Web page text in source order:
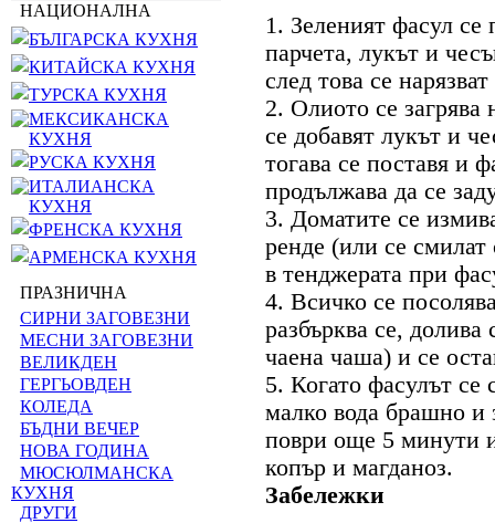
НАЦИОНАЛНА
БЪЛГАРСКА КУХНЯ
КИТАЙСКА КУХНЯ
ТУРСКА КУХНЯ
МЕКСИКАНСКА
КУХНЯ
РУСКА КУХНЯ
ИТАЛИАНСКА
КУХНЯ
ФРЕНСКА КУХНЯ
АРМЕНСКА КУХНЯ
ПРАЗНИЧНА
СИРНИ ЗАГОВЕЗНИ
МЕСНИ ЗАГОВЕЗНИ
ВЕЛИКДЕН
ГЕРГЬОВДЕН
КОЛЕДА
БЪДНИ ВЕЧЕР
НОВА ГОДИНА
МЮСЮЛМАНСКА
КУХНЯ
ДРУГИ
1. Зеленият фасул се
парчета, лукът и
след това се
2. Олиото се
се добавят лукът и
тогава се поставя и
продължава да се
3. Доматите се
ренде (или се смилат
в тенджерата при
4. Всичко се
разбърква се,
чаена чаша) и се
5. Когато фасулът се
малко вода брашно и
поври още 5 минути
копър и магданоз.
Забележки